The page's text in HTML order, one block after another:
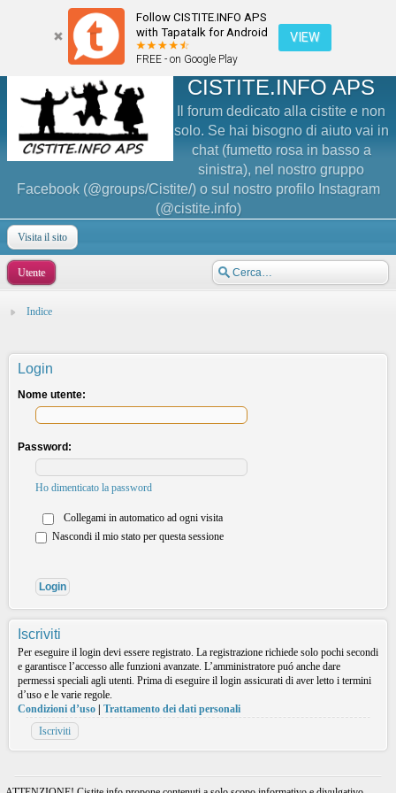
Follow CISTITE.INFO APS
with Tapatalk for Android
FREE - on Google Play
VIEW
CISTITE.INFO APS
Il forum dedicato alla cistite e non
solo. Se hai bisogno di aiuto vai in
chat (fumetto rosa in basso a
sinistra), nel nostro gruppo
Facebook (@groups/Cistite/) o sul nostro profilo Instagram
(@cistite.info)
Visita il sito
Utente
Indice
Login
Nome utente:
Password:
Ho dimenticato la password
Collegami in automatico ad ogni visita
Nascondi il mio stato per questa sessione
Iscriviti
Per eseguire il login devi essere registrato. La registrazione richiede solo pochi secondi
e garantisce l’accesso alle funzioni avanzate. L’amministratore puó anche dare
permessi speciali agli utenti. Prima di eseguire il login assicurati di aver letto i termini
d’uso e le varie regole.
Condizioni d’uso
Trattamento dei dati personali
Iscriviti